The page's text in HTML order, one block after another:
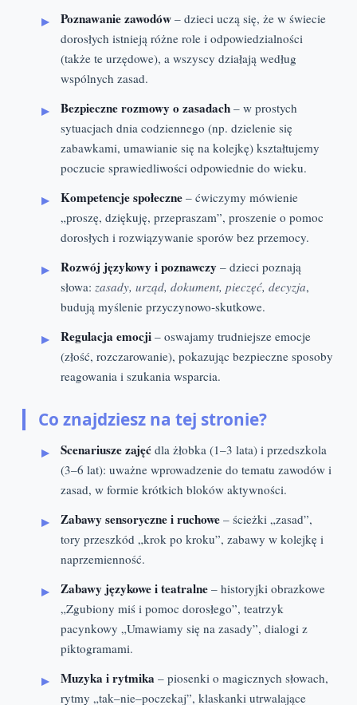
Poznawanie zawodów – dzieci uczą się, że w świecie
dorosłych istnieją różne role i odpowiedzialności
(także te urzędowe), a wszyscy działają według
wspólnych zasad.
Bezpieczne rozmowy o zasadach – w prostych
sytuacjach dnia codziennego (np. dzielenie się
zabawkami, umawianie się na kolejkę) kształtujemy
poczucie sprawiedliwości odpowiednie do wieku.
Kompetencje społeczne – ćwiczymy mówienie
„proszę, dziękuję, przepraszam”, proszenie o pomoc
dorosłych i rozwiązywanie sporów bez przemocy.
Rozwój językowy i poznawczy – dzieci poznają
słowa: zasady, urząd, dokument, pieczęć, decyzja,
budują myślenie przyczynowo‑skutkowe.
Regulacja emocji – oswajamy trudniejsze emocje
(złość, rozczarowanie), pokazując bezpieczne sposoby
reagowania i szukania wsparcia.
Co znajdziesz na tej stronie?
Scenariusze zajęć dla żłobka (1–3 lata) i przedszkola
(3–6 lat): uważne wprowadzenie do tematu zawodów i
zasad, w formie krótkich bloków aktywności.
Zabawy sensoryczne i ruchowe – ścieżki „zasad”,
tory przeszkód „krok po kroku”, zabawy w kolejkę i
naprzemienność.
Zabawy językowe i teatralne – historyjki obrazkowe
„Zgubiony miś i pomoc dorosłego”, teatrzyk
pacynkowy „Umawiamy się na zasady”, dialogi z
piktogramami.
Muzyka i rytmika – piosenki o magicznych słowach,
rytmy „tak–nie–poczekaj”, klaskanki utrwalające